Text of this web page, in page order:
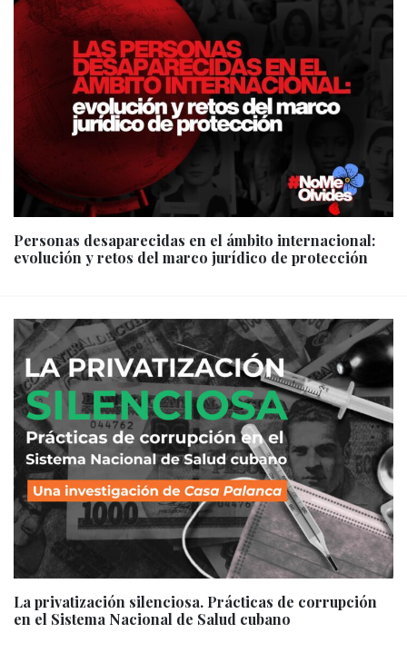
Personas desaparecidas en el ámbito internacional:
evolución y retos del marco jurídico de protección
La privatización silenciosa. Prácticas de corrupción
en el Sistema Nacional de Salud cubano